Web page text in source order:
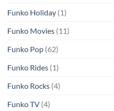
Funko Holiday (1)
Funko Movies (11)
Funko Pop (62)
Funko Rides (1)
Funko Rocks (4)
Funko TV (4)